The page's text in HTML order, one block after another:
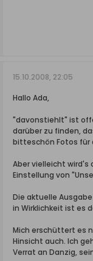
15.10.2008, 22:05
Hallo Ada,
"davonstiehlt" ist
darüber zu finden,
bitteschön Fotos für
Aber vielleicht
Einstellung von
Die aktuelle
in Wirklichkeit ist es
Mich erschüttert es
Hinsicht auch. Ich
Verrat an Danzig,